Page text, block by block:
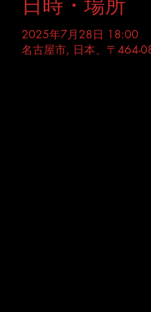
2025年7月28日 18:00
名古屋市, 日本、〒464-